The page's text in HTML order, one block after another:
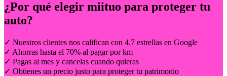
¿Por qué elegir miituo para proteger tu
auto?
✓ Nuestros clientes nos califican con 4.7 estrellas en Google
✓ Ahorras hasta el 70% al pagar por km
✓ Pagas al mes y cancelas cuando quieras
✓ Obtienes un precio justo para proteger tu patrimonio